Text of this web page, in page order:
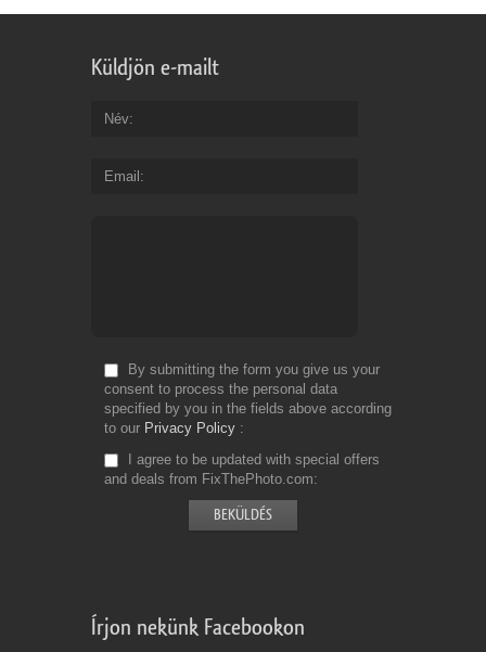
Küldjön e-mailt
Név
Email
By submitting the form you give us your
consent to process the personal data
specified by you in the fields above according
to our Privacy Policy
I agree to be updated with special offers
and deals from FixThePhoto.com
Írjon nekünk Facebookon